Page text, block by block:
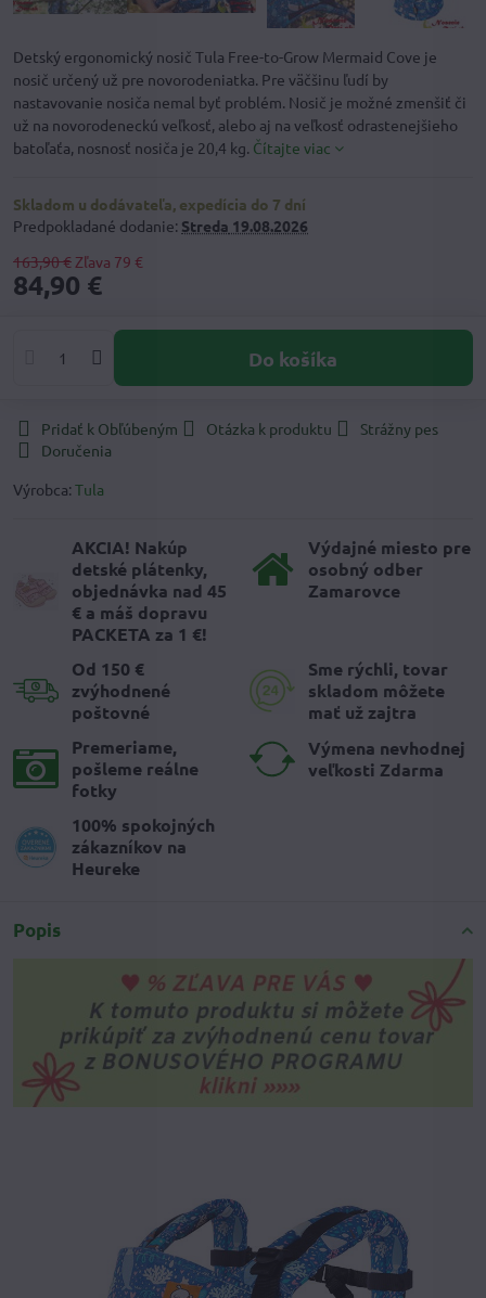
Detský ergonomický nosič Tula Free-to-Grow Mermaid Cove je
nosič určený už pre novorodeniatka. Pre väčšinu ľudí by
nastavovanie nosiča nemal byť problém. Nosič je možné zmenšiť či
už na novorodeneckú veľkosť, alebo aj na veľkosť odrastenejšieho
batoľaťa, nosnosť nosiča je 20,4 kg. Čítajte viac
Skladom u dodávateľa, expedícia do 7 dní
Predpokladané dodanie: Streda 19.08.2026
163,90 € Zľava 79 €
84,90 €
Do košíka
Pridať k Obľúbeným Otázka k produktu
Strážny pes
Doručenia
Výrobca: Tula
AKCIA! Nakúp
detské plátenky,
objednávka nad 45
€ a máš dopravu
PACKETA za 1 €!
Výdajné miesto pre
osobný odber
Zamarovce
Od 150 €
zvýhodnené
poštovné
Sme rýchli, tovar
skladom môžete
mať už zajtra
Premeriame,
pošleme reálne
fotky
Výmena nevhodnej
veľkosti Zdarma
100% spokojných
zákazníkov na
Heureke
Popis